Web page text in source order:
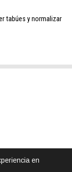
tabúes y normalizar
en